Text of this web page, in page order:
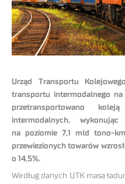
Urząd Transportu
transportu intermodalnego
przetransportowano
intermodalnych,
na poziomie 7,1 mld tono-
przewiezionych towarów
o 14,5%.
Według danych UTK masa